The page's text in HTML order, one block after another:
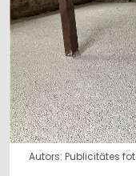
Autors: Publicitātes